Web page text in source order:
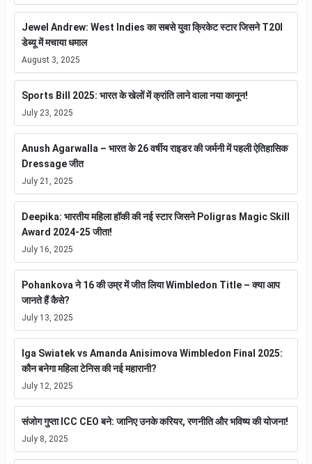
Jewel Andrew: West Indies का सबसे युवा क्रिकेट स्टार जिसने T20I
डेब्यू में मचाया धमाल
August 3, 2025
Sports Bill 2025: भारत के खेलों में क्रांति लाने वाला नया कानून!
July 23, 2025
Anush Agarwalla – भारत के 26 वर्षीय राइडर की जर्मनी में पहली ऐतिहासिक
Dressage जीत
July 21, 2025
Deepika: भारतीय महिला हॉकी की नई स्टार जिसने Poligras Magic Skill
Award 2024-25 जीता!
July 16, 2025
Pohankova ने 16 की उम्र में जीत लिया Wimbledon Title – क्या आप
जानते हैं कैसे?
July 13, 2025
Iga Swiatek vs Amanda Anisimova Wimbledon Final 2025:
कौन बनेगा महिला टेनिस की नई महारानी?
July 12, 2025
संजोग गुप्ता ICC CEO बने: जानिए उनके करियर, रणनीति और भविष्य की योजना!
July 8, 2025